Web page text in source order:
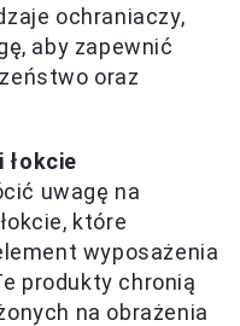
ochraniaczy,
aby zapewnić
oraz
łokcie
uwagę na
które
wyposażenia
produkty chronią
na obrażenia